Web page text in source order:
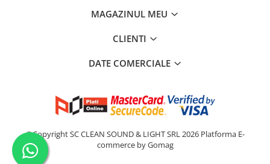
MAGAZINUL MEU
CLIENTI
DATE COMERCIALE
©Copyright SC CLEAN SOUND & LIGHT SRL 2026 Platforma E-
commerce by Gomag